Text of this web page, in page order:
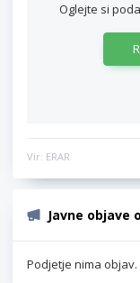
Oglejte si
Vir: ERAR
Javne objave
Podjetje nima objav.